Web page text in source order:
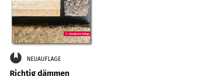
NEUAUFLAGE
Richtig dämmen